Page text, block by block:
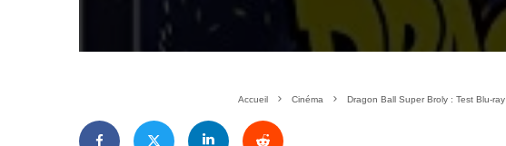
Accueil Cinéma Dragon Ball Super Broly : Test Blu-ray